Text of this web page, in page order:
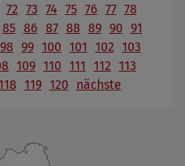
72 73 74 75 76 77 78
85 86 87 88 89 90 91
98 99 100 101 102 103
109 110 111 112 113
119 120 nächste